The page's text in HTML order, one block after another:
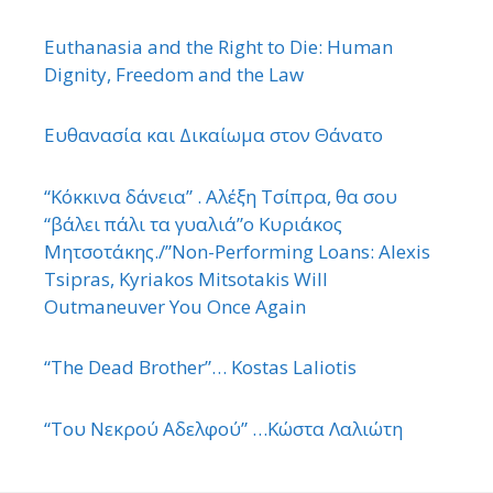
Euthanasia and the Right to Die: Human
Dignity, Freedom and the Law
Ευθανασία και Δικαίωμα στον Θάνατο
“Κόκκινα δάνεια” . Αλέξη Τσίπρα, θα σου
“βάλει πάλι τα γυαλιά”ο Κυριάκος
Μητσοτάκης./”Non-Performing Loans: Alexis
Tsipras, Kyriakos Mitsotakis Will
Outmaneuver You Once Again
“The Dead Brother”… Kostas Laliotis
“Του Νεκρού Αδελφού” …Κώστα Λαλιώτη